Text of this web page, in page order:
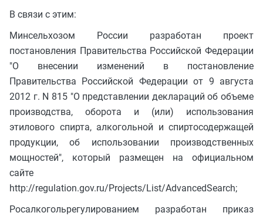
В связи с этим:
Минсельхозом России разработан проект
постановления Правительства Российской Федерации
"О внесении изменений в постановление
Правительства Российской Федерации от 9 августа
2012 г. N 815 "О представлении деклараций об объеме
производства, оборота и (или) использования
этилового спирта, алкогольной и спиртосодержащей
продукции, об использовании производственных
мощностей", который размещен на официальном
сайте
http://regulation.gov.ru/Projects/List/AdvancedSearch;
Росалкогольрегулированием разработан приказ